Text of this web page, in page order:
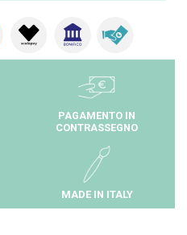
PAGAMENTO IN
CONTRASSEGNO
MADE IN ITALY